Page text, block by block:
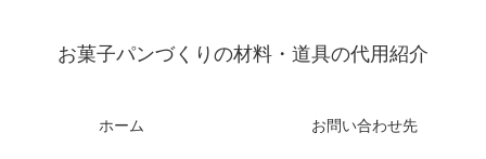
お菓子パンづくりの材料・道具の代用紹介
ホーム お問い合わせ先